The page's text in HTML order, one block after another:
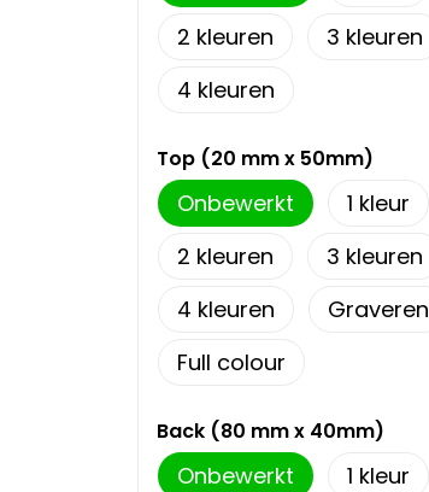
2
3
4
Top (20 mm x 50mm)
Onbewerkt
1
2
3
4
Graveren
Full colour
Back (80 mm x 40mm)
Onbewerkt
1